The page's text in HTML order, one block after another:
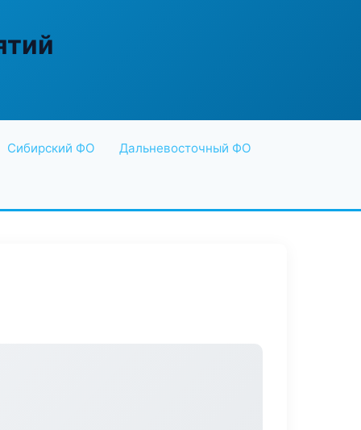
Сибирский ФО Дальневосточный ФО